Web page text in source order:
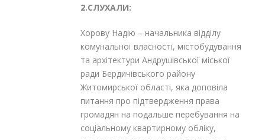
2.СЛУХАЛИ:
Хорову Надію – начальника відділу
комунальної власності, містобудування
та архітектури Андрушівської міської
ради Бердичівського району
Житомирської області, яка доповіла
питання про підтвердження права
громадян на подальше перебування на
соціальному квартирному обліку,